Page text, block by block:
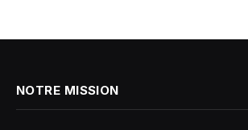
NOTRE MISSION